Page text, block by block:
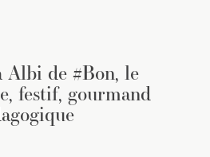
Albi de #Bon, le
festif, gourmand